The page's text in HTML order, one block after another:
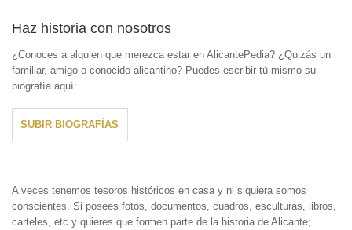
Haz historia con nosotros
¿Conoces a alguien que merezca estar en AlicantePedia? ¿Quizás un
familiar, amigo o conocido alicantino? Puedes escribir tú mismo su
biografía aquí:
SUBIR BIOGRAFÍAS
A veces tenemos tesoros históricos en casa y ni siquiera somos
conscientes. Si posees fotos, documentos, cuadros, esculturas, libros,
carteles, etc y quieres que formen parte de la historia de Alicante;